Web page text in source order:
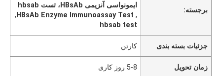
برجسته:
ایمونواسی آنزیمی HBsAb، تست hbsab
,
HBsAb Enzyme Immunoassay Test
,
hbsab test
جزئیات بسته بندی کارتن
زمان تحویل 5-8 روز کاری